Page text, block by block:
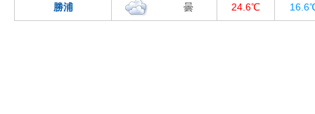
勝浦 曇 24.6℃